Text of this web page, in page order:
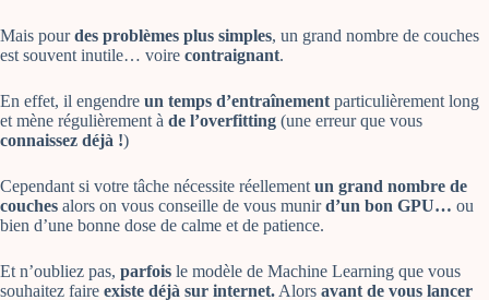
Mais pourdes problèmes plus simples, un grand nombre de couches
est souvent inutile… voire contraignant.
En effet, il engendre un temps d’entraînement particulièrement long
et mène régulièrement à de l’overfitting (une erreur que vous
connaissez déjà !)
Cependant si votre tâche nécessite réellement un grand nombre de
couches alors on vous conseille de vous munird’un bon GPU… ou
bien d’une bonne dose de calme et de patience.
Et n’oubliez pas, parfois le modèle de Machine Learning que vous
souhaitez faire existe déjà sur internet. Alors avant de vous lancer